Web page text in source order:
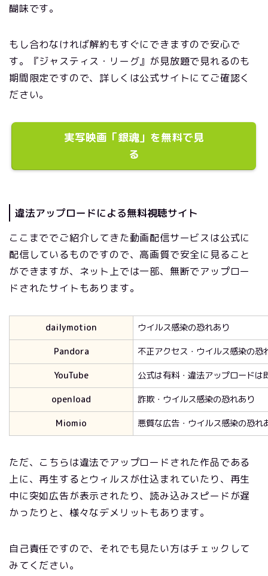
醐味です。
もし合わなければ解約もすぐにできますので安心で
す。『ジャスティス・リーグ』が見放題で見れるのも
期間限定ですので、詳しくは公式サイトにてご確認く
ださい。
実写映画「銀魂」を無料で見
る
違法アップロードによる無料視聴サイト
ここまででご紹介してきた動画配信サービスは公式に
配信しているものですので、高画質で安全に見ること
ができますが、ネット上では一部、無断でアップロー
ドされたサイトもあります。
dailymotion
ウイルス感染の恐れあり
Pandora
不正アクセス・ウイルス感染の恐
YouTube
公式は有料・違法アップロードは
openload
詐欺・ウイルス感染の恐れあり
Miomio
悪質な広告・ウイルス感染の恐れ
ただ、こちらは違法でアップロードされた作品である
上に、再生するとウィルスが仕込まれていたり、再生
中に突如広告が表示されたり、読み込みスピードが遅
かったりと、様々なデメリットもあります。
自己責任ですので、それでも見たい方はチェックして
みてください。